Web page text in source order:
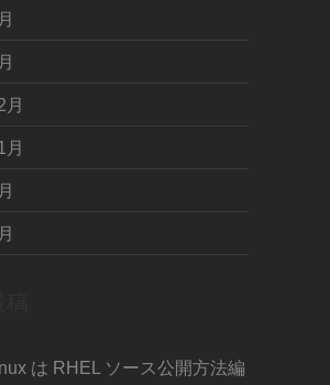
月
月
は RHEL ソース公開方法編